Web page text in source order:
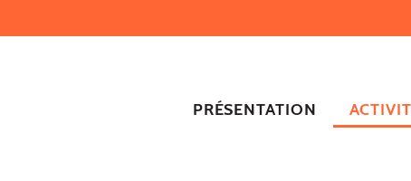
PRÉSENTATION